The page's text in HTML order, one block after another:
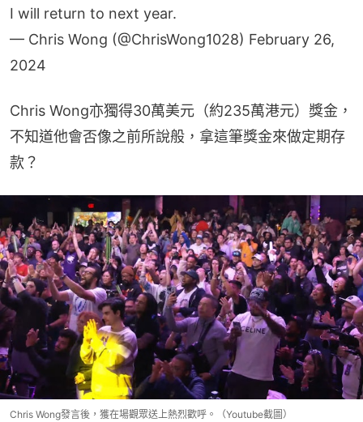
I will return to next year.
— Chris Wong (@ChrisWong1028) February 26,
2024
Chris Wong亦獨得30萬美元（約235萬港元）獎金，
不知道他會否像之前所說般，拿這筆獎金來做定期存
款？
Chris Wong發言後，獲在場觀眾送上熱烈歡呼。（Youtube截圖）